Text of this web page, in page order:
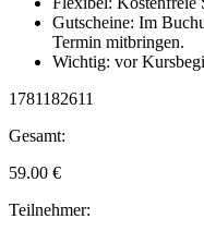
Gutscheine: Im
Termin mitbringen.
Wichtig: vor
1781182611
Gesamt:
59.00 €
Teilnehmer: